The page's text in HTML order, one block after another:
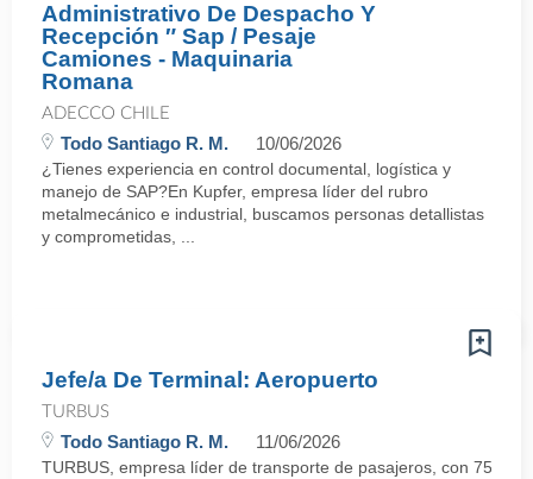
Administrativo De Despacho Y
Recepción ″ Sap / Pesaje
Camiones - Maquinaria
Romana
ADECCO CHILE
Todo Santiago R. M. 10/06/2026
¿Tienes experiencia en control documental, logística y
manejo de SAP?En Kupfer, empresa líder del rubro
metalmecánico e industrial, buscamos personas detallistas
y comprometidas, ...
Jefe/a De Terminal: Aeropuerto
TURBUS
Todo Santiago R. M. 11/06/2026
TURBUS, empresa líder de transporte de pasajeros, con 75